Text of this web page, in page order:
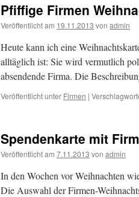
Pfiffige Firmen
Veröffentlicht am 19.11.2013 von admin
Heute kann ich eine
alltäglich ist: Sie wird vermutlich
absendende Firma. Die
Veröffentlicht unter Firmen |
Spendenkarte mit
Veröffentlicht am 7.11.2013 von admin
In den Wochen vor Weihnachten
Die Auswahl der Firmen-